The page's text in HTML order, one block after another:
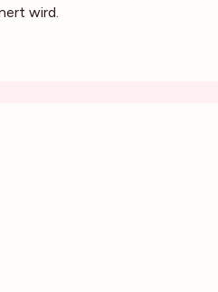
wird.